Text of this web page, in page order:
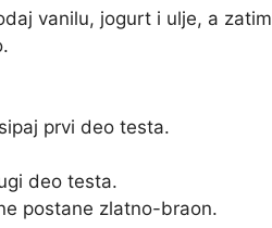
vanilu, jogurt i ulje, a zatim
prvi deo testa.
deo testa.
postane zlatno-braon.